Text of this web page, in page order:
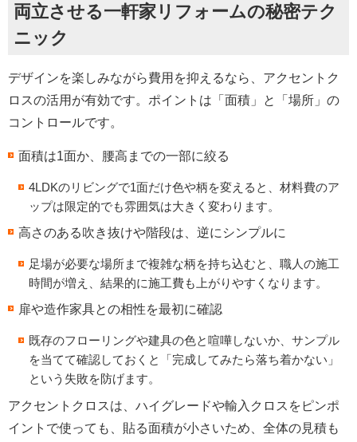
両立させる一軒家リフォームの秘密テク
ニック
デザインを楽しみながら費用を抑えるなら、アクセントク
ロスの活用が有効です。ポイントは「面積」と「場所」の
コントロールです。
面積は1面か、腰高までの一部に絞る
4LDKのリビングで1面だけ色や柄を変えると、材料費のア
ップは限定的でも雰囲気は大きく変わります。
高さのある吹き抜けや階段は、逆にシンプルに
足場が必要な場所まで複雑な柄を持ち込むと、職人の施工
時間が増え、結果的に施工費も上がりやすくなります。
扉や造作家具との相性を最初に確認
既存のフローリングや建具の色と喧嘩しないか、サンプル
を当てて確認しておくと「完成してみたら落ち着かない」
という失敗を防げます。
アクセントクロスは、ハイグレードや輸入クロスをピンポ
イントで使っても、貼る面積が小さいため、全体の見積も